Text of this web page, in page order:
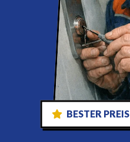
BESTER PREIS